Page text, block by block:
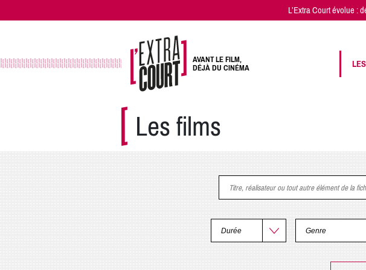
L’Extra Court évolue :
AVANT LE FILM,
DÉJÀ DU CINÉMA
Les films
Titre, réalisateur ou tout autre élément de la